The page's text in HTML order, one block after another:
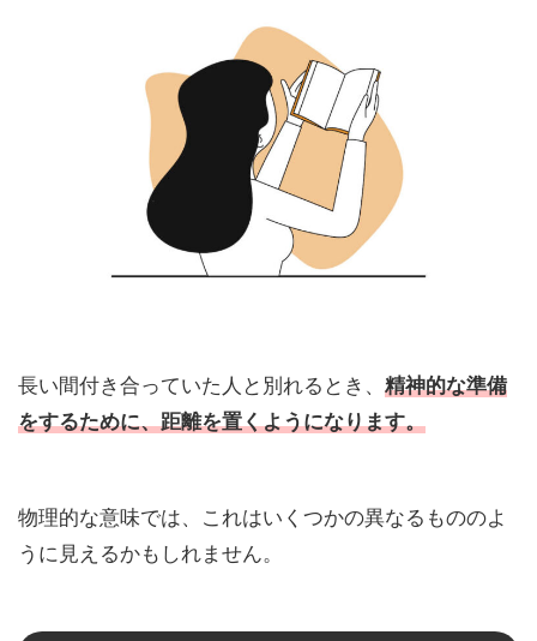
長い間付き合っていた人と別れるとき、 精神的な準備
をするために、距離を置くようになります。
物理的な意味では、これはいくつかの異なるもののよ
うに見えるかもしれません。